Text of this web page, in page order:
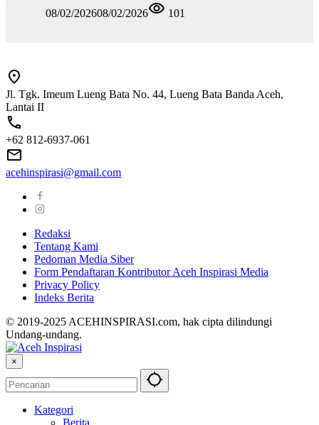
08/02/202608/02/2026 101
Jl. Tgk. Imeum Lueng Bata No. 44, Lueng Bata Banda Aceh,
Lantai II
+62 812-6937-061
acehinspirasi@gmail.com
Redaksi
Tentang Kami
Pedoman Media Siber
Form Pendaftaran Kontributor Aceh Inspirasi Media
Privacy Policy
Indeks Berita
© 2019-2025 ACEHINSPIRASI.com, hak cipta dilindungi
Undang-undang.
×
Kategori